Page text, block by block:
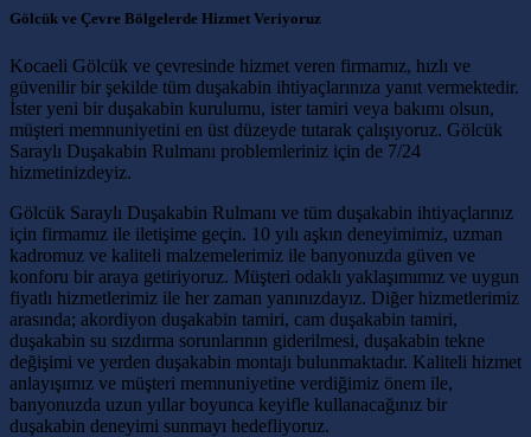
Gölcük ve Çevre Bölgelerde Hizmet Veriyoruz
Kocaeli Gölcük ve çevresinde hizmet veren firmamız, hızlı ve
güvenilir bir şekilde tüm duşakabin ihtiyaçlarınıza yanıt vermektedir.
İster yeni bir duşakabin kurulumu, ister tamiri veya bakımı olsun,
müşteri memnuniyetini en üst düzeyde tutarak çalışıyoruz. Gölcük
Saraylı Duşakabin Rulmanı problemleriniz için de 7/24
hizmetinizdeyiz.
Gölcük Saraylı Duşakabin Rulmanı ve tüm duşakabin ihtiyaçlarınız
için firmamız ile iletişime geçin. 10 yılı aşkın deneyimimiz, uzman
kadromuz ve kaliteli malzemelerimiz ile banyonuzda güven ve
konforu bir araya getiriyoruz. Müşteri odaklı yaklaşımımız ve uygun
fiyatlı hizmetlerimiz ile her zaman yanınızdayız. Diğer hizmetlerimiz
arasında; akordiyon duşakabin tamiri, cam duşakabin tamiri,
duşakabin su sızdırma sorunlarının giderilmesi, duşakabin tekne
değişimi ve yerden duşakabin montajı bulunmaktadır. Kaliteli hizmet
anlayışımız ve müşteri memnuniyetine verdiğimiz önem ile,
banyonuzda uzun yıllar boyunca keyifle kullanacağınız bir
duşakabin deneyimi sunmayı hedefliyoruz.